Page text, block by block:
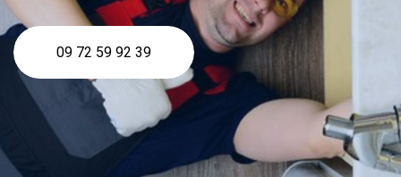
09 72 59 92 39